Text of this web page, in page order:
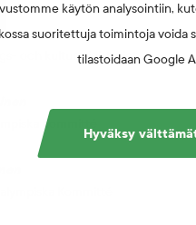
käytön analysointiin,
suoritettuja toimintoja
tilastoidaan Google
Hyväksy
och kulturministeriet
Kommitté